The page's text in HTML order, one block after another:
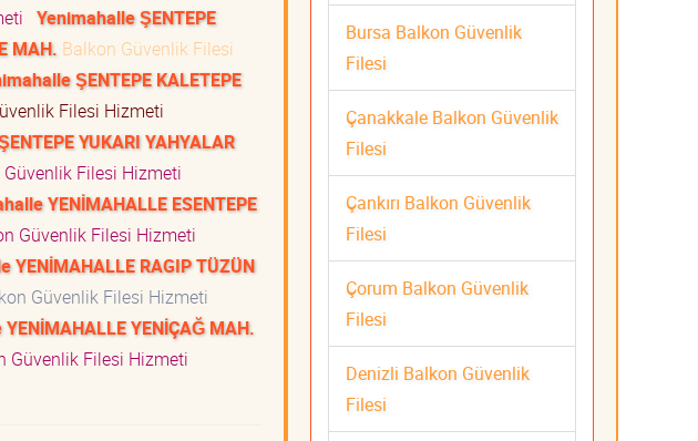
Yenimahalle ŞENTEPE
MAH. Balkon Güvenlik Filesi
ŞENTEPE KALETEPE
Filesi Hizmeti
YUKARI YAHYALAR
Filesi Hizmeti
YENİMAHALLE ESENTEPE
Güvenlik Filesi Hizmeti
YENİMAHALLE RAGIP TÜZÜN
Güvenlik Filesi Hizmeti
YENİÇAĞ MAH.
Güvenlik Filesi Hizmeti
Bursa Balkon Güvenlik
Filesi
Çanakkale Balkon Güvenlik
Filesi
Çankırı Balkon Güvenlik
Filesi
Çorum Balkon Güvenlik
Filesi
Denizli Balkon Güvenlik
Filesi